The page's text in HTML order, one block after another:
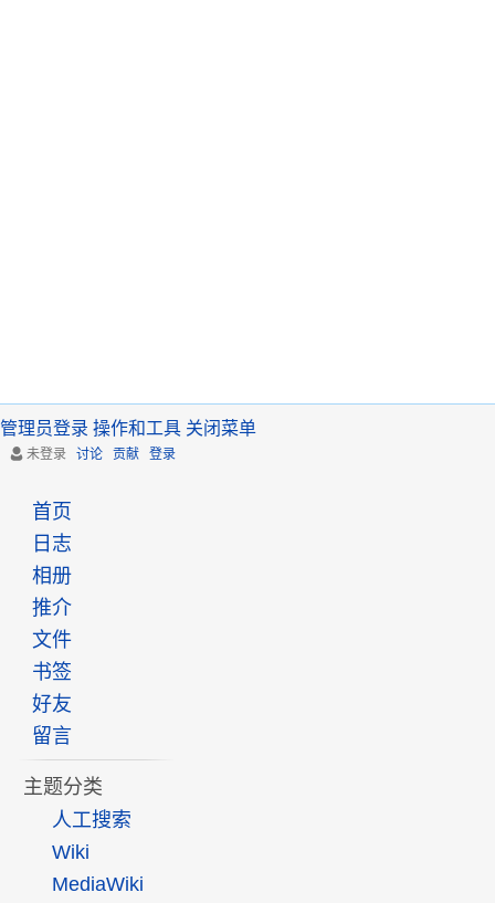
管理员登录 操作和工具 关闭菜单
未登录 讨论 贡献 登录
首页
日志
相册
推介
文件
书签
好友
留言
主题分类
人工搜索
Wiki
MediaWiki